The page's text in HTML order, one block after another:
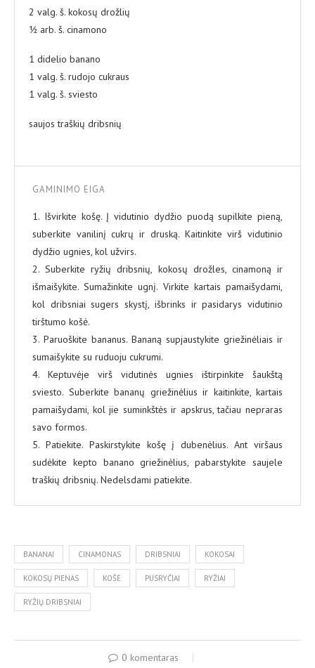
2 valg. š. kokosų drožlių
½ arb. š. cinamono
1 didelio banano
1 valg. š. rudojo cukraus
1 valg. š. sviesto
saujos traškių dribsnių
GAMINIMO EIGA
1. Išvirkite košę. Į vidutinio dydžio puodą supilkite pieną,
suberkite vanilinį cukrų ir druską. Kaitinkite virš vidutinio
dydžio ugnies, kol užvirs.
2. Suberkite ryžių dribsnių, kokosų drožles, cinamoną ir
išmaišykite. Sumažinkite ugnį. Virkite kartais pamaišydami,
kol dribsniai sugers skystį, išbrinks ir pasidarys vidutinio
tirštumo košė.
3. Paruoškite bananus. Bananą supjaustykite griežinėliais ir
sumaišykite su ruduoju cukrumi.
4. Keptuvėje virš vidutinės ugnies ištirpinkite šaukštą
sviesto. Suberkite bananų griežinėlius ir kaitinkite, kartais
pamaišydami, kol jie suminkštės ir apskrus, tačiau nepraras
savo formos.
5. Patiekite. Paskirstykite košę į dubenėlius. Ant viršaus
sudėkite kepto banano griežinėlius, pabarstykite saujele
traškių dribsnių. Nedelsdami patiekite.
BANANAI CINAMONAS DRIBSNIAI KOKOSAI
KOKOSŲ PIENAS KOŠĖ PUSRYČIAI RYŽIAI
RYŽIŲ DRIBSNIAI
0 komentaras